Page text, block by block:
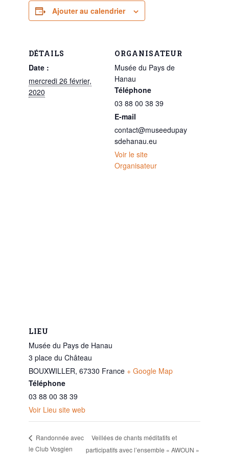
Ajouter au calendrier
DÉTAILS
Date :
mercredi 26 février,
2020
ORGANISATEUR
Musée du Pays de
Hanau
Téléphone
03 88 00 38 39
E-mail
contact@museedupay
sdehanau.eu
Voir le site
Organisateur
LIEU
Musée du Pays de Hanau
3 place du Château
BOUXWILLER, 67330 France + Google Map
Téléphone
03 88 00 38 39
Voir Lieu site web
Randonnée avec
le Club Vosgien
Veillées de chants méditatifs et
participatifs avec l’ensemble « AWOUN »